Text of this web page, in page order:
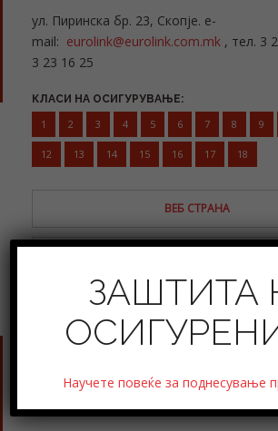
ул. Пиринска бр. 23, Скопје. e-
mail: eurolink@eurolink.com.mk , тел. 3
3 23 16 25
КЛАСИ НА ОСИГУРУВАЊЕ:
1 2 3 4 5 6 7 8 9
12 13 14 15 16 17 18
ВЕБ СТРАНА
ЗАШТИТА
Научете повеќе за поднесување